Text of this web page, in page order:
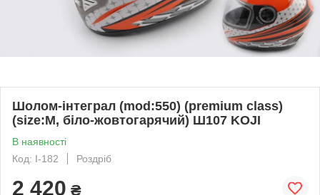
Шолом-інтеграл (mod:550) (premium class)
(size:M, біло-жовтогарячий) Ш107 KOJI
В наявності
Код: I-182
Роздріб
2 420 ₴